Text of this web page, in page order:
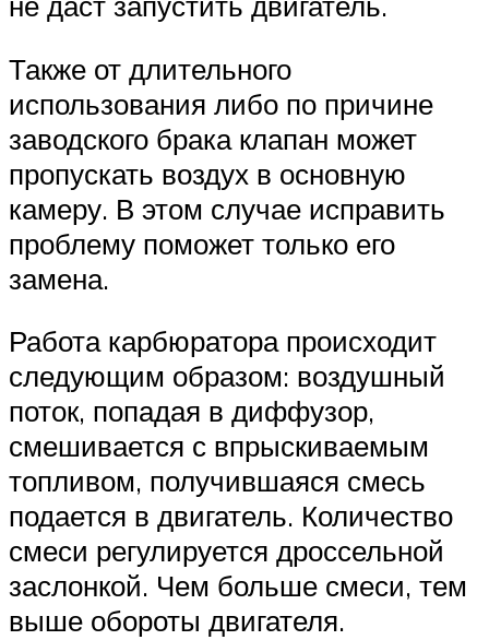
Также от длительного
использования либо по причине
заводского брака клапан может
пропускать воздух в основную
камеру. В этом случае исправить
проблему поможет только его
замена.
Работа карбюратора происходит
следующим образом: воздушный
поток, попадая в диффузор,
смешивается с впрыскиваемым
топливом, получившаяся смесь
подается в двигатель. Количество
смеси регулируется дроссельной
заслонкой. Чем больше смеси, тем
выше обороты двигателя.